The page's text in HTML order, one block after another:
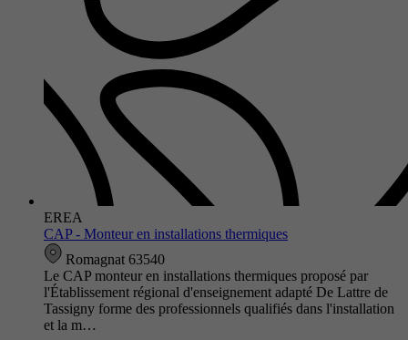
EREA
CAP - Monteur en installations thermiques
Romagnat 63540
Le CAP monteur en installations thermiques proposé par
l'Établissement régional d'enseignement adapté De Lattre de
Tassigny forme des professionnels qualifiés dans l'installation
et la m…